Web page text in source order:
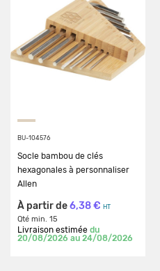
BU-104576
Socle bambou de clés
hexagonales à personnaliser
Allen
À partir de6,38 € HT
Qté min. 15
Livraison estimée du
20/08/2026 au 24/08/2026